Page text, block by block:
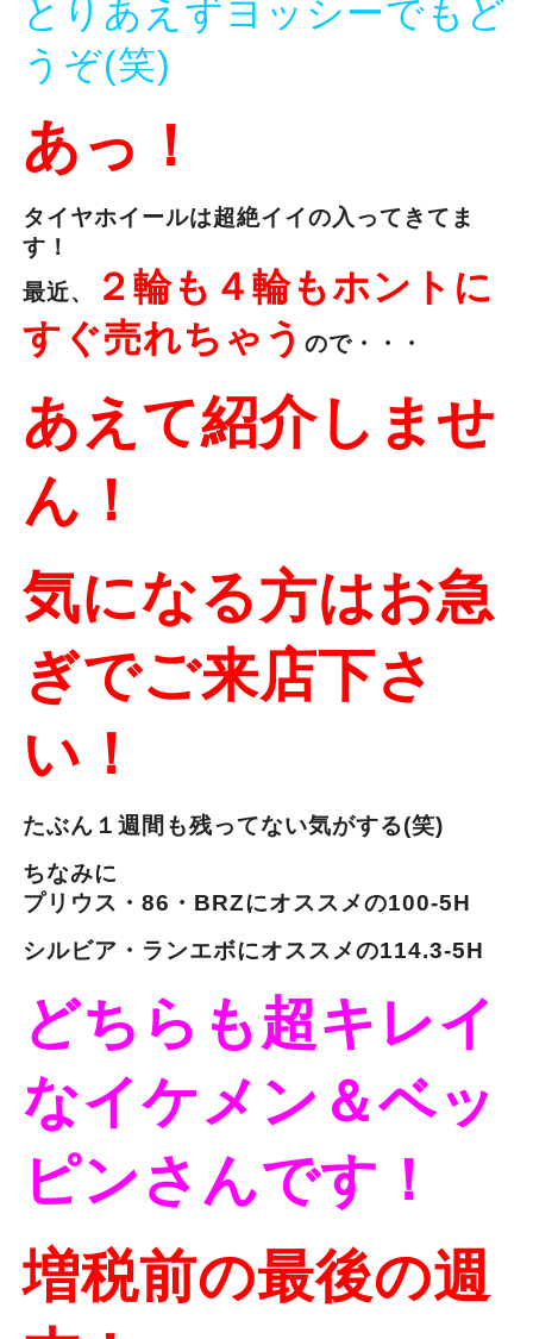
とりあえずヨッシーでもど
うぞ(笑)
あっ！
タイヤホイールは超絶イイの入ってきてま
す！
最近、
２輪も４輪もホントに
すぐ売れちゃう ので・・・
あえて紹介しませ
ん！
気になる方はお急
ぎでご来店下さ
い！
たぶん１週間も残ってない気がする(笑)
ちなみに
プリウス・86・BRZにオススメの100-5H
シルビア・ランエボにオススメの114.3-5H
どちらも超キレイ
なイケメン＆ベッ
ピンさんです！
増税前の最後の週